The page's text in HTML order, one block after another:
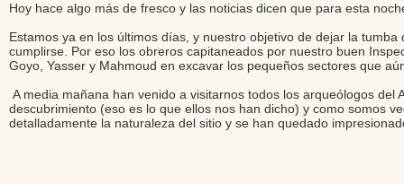
Hoy hace algo más de fresco y las noticias dicen que para esta
Estamos ya en los últimos días, y nuestro objetivo de dejar la
cumplirse. Por eso los obreros capitaneados por nuestro buen
Goyo, Yasser y Mahmoud en excavar los pequeños sectores que
A media mañana han venido a visitarnos todos los arqueólogos
descubrimiento (eso es lo que ellos nos han dicho) y como somos
detalladamente la naturaleza del sitio y se han quedado